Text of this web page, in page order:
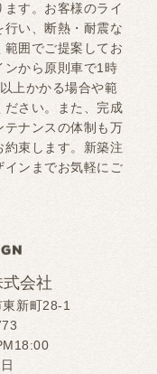
す。お客様のライ
い、断熱・耐震な
囲でご提案してお
ンから原則車で1時
上かかる場合や範
ださい。また、完成
テナンスの体制も万
束します。新築注
インまでお気軽にご
会社
新町28-1